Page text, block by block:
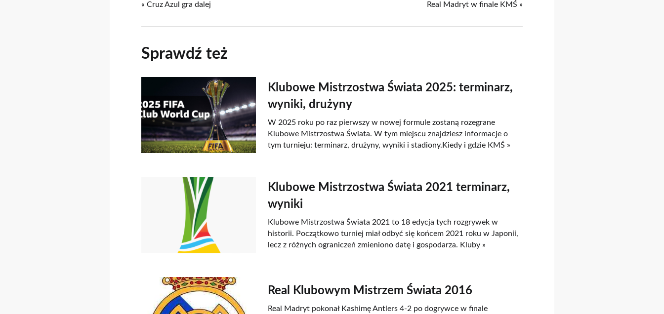
« Cruz Azul gra dalej Real Madryt w finale KMŚ »
Sprawdź też
Klubowe Mistrzostwa Świata 2025: terminarz,
wyniki, drużyny
W 2025 roku po raz pierwszy w nowej formule zostaną rozegrane
Klubowe Mistrzostwa Świata. W tym miejscu znajdziesz informacje o
tym turnieju: terminarz, drużyny, wyniki i stadiony.Kiedy i gdzie KMŚ »
Klubowe Mistrzostwa Świata 2021 terminarz,
wyniki
Klubowe Mistrzostwa Świata 2021 to 18 edycja tych rozgrywek w
historii. Początkowo turniej miał odbyć się końcem 2021 roku w Japonii,
lecz z różnych ograniczeń zmieniono datę i gospodarza. Kluby »
Real Klubowym Mistrzem Świata 2016
Real Madryt pokonał Kashimę Antlers 4-2 po dogrywce w finale